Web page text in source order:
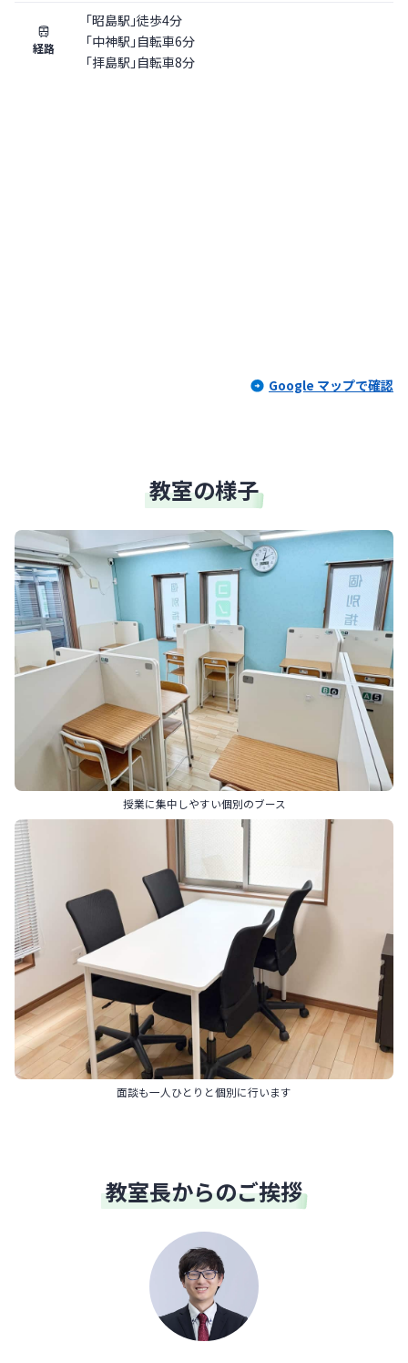
経路
「昭島駅」徒歩4分
「中神駅」自転車6分
「拝島駅」自転車8分
Google マップで確認
教室の様子
授業に集中しやすい個別のブース
面談も一人ひとりと個別に行います
教室長からのご挨拶